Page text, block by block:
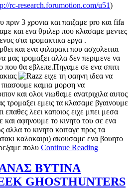
rc-research.forumotion.com/u51)
πριν 3 χρονια και παιζαμε pro και fifa
και ενα θριλερ που κλασαμε μεντες
στα τρομακτικα εργα .
και ενα φιλαρακι που ασχολειται
μας τρομαξει αλλα δεν περιμενε να
που θα εβλεπε.Πηγαμε σε ενα σπιτι
ειχε τη φαηνη ιδεα να
καμια μορφη να
και ολοι νιωθαμε ανατριχιλα αυτος
τρομαξει εμεις τα κλασαμε βγαινουμε
επαθες λεει καποιος ειχε μπει μεσα
αφηνουμε το κινητο του σε ενα
το κινητο κοιταγε προς τα
καλοκαιρι) ακουσαμε ενα βουητο
πολυ Continue Reading
ΒΥΤΙΝΑ
GHOSTHUNTERS